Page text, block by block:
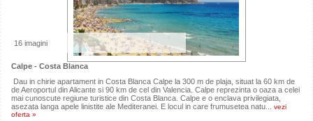
16 imagini
Calpe - Costa Blanca
Dau in chirie apartament in Costa Blanca Calpe la 300 m de plaja, situat la 60 km de
de Aeroportul din Alicante si 90 km de cel din Valencia. Calpe reprezinta o oaza a celei
mai cunoscute regiune turistice din Costa Blanca. Calpe e o enclava privilegiata,
asezata langa apele linistite ale Mediteranei. E locul in care frumusetea natu...vezi
oferta »